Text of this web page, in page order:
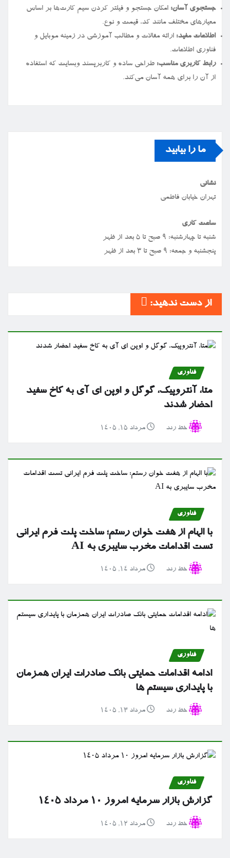
جستجوی آسان: امکان جستجو و فیلتر کردن سیم کارت‌ها بر اساس
معیارهای مختلف مانند کد، قیمت و نوع.
اطلاعات مفید: ارائه مقالات و مطالب آموزشی در زمینه موبایل و
فناوری اطلاعات.
رابط کاربری مناسب: طراحی ساده و کاربرپسند وبسایت که استفاده
از آن را برای همه آسان می‌کند.
ما را بیابید
نشانی
تهران خیابان فاطمی
ساعت کاری
شنبه تا چهارشنبه: ۹ صبح تا ۵ بعد از ظهر
پنجشنبه و جمعه: ۹ صبح تا ۳ بعد از ظهر
از دست ندهید:
فناوری
متا، آنتروپیک، گوگل و اوپن ای آی به کاخ سفید
احضار شدند
خط رند مرداد ۱۵, ۱۴۰۵
فناوری
با الهام از هفت خوان رستم؛ ساخت پلت فرم ایرانی
تست اقدامات مخرب سایبری به AI
خط رند مرداد ۱۴, ۱۴۰۵
فناوری
ادامه اقدامات حمایتی بانک صادرات ایران همزمان
با پایداری سیستم ها
خط رند مرداد ۱۳, ۱۴۰۵
فناوری
گزارش بازار سرمایه امروز ۱۰ مرداد ۱۴۰۵
خط رند مرداد ۱۲, ۱۴۰۵